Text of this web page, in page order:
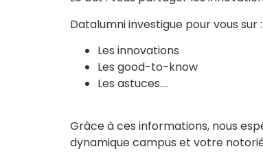
Datalumni investigue pour vous sur :
Les innovations
Les good-to-know
Les astuces….
Grâce à ces informations, nous
dynamique campus et votre